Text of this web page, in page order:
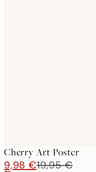
Cherry Art Poster
9,98 €19,95 €